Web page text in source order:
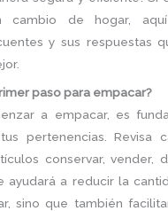
cambio de hogar,
y sus respuestas
paso para empacar?
a empacar, es
pertenencias. Revisa
conservar, vender,
ayudará a reducir la
sino que también